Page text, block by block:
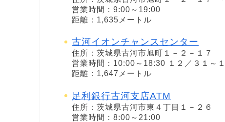
営業時間：9:00～19:00
距離：1,635メートル
古河イオンチャンスセンター
住所：茨城県古河市旭町１－２－１７
営業時間：10:00～18:30 １２／３１～
距離：1,647メートル
足利銀行古河支店ATM
住所：茨城県古河市東４丁目１－２６
営業時間：8:00～21:00